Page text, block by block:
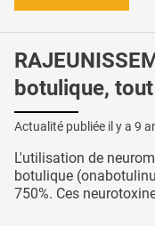
botulique,
Actualité publiée il y a 9
L'utilisation de
botulique
750%. Ces